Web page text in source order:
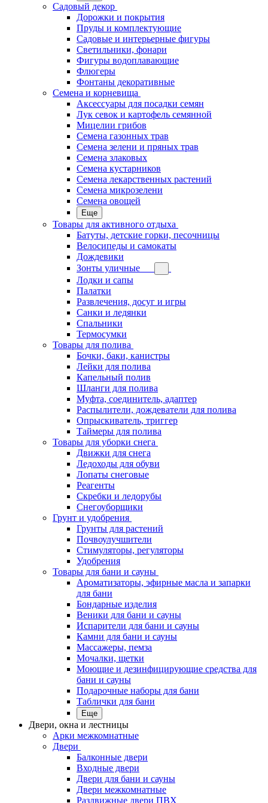
Садовый декор
Дорожки и покрытия
Пруды и комплектующие
Садовые и интерьерные фигуры
Светильники, фонари
Фигуры водоплавающие
Флюгеры
Фонтаны декоративные
Семена и корневища
Аксессуары для посадки семян
Лук севок и картофель семянной
Мицелии грибов
Семена газонных трав
Семена зелени и пряных трав
Семена злаковых
Семена кустарников
Семена лекарственных растений
Семена микрозелени
Семена овощей
Еще
Товары для активного отдыха
Батуты, детские горки, песочницы
Велосипеды и самокаты
Дождевики
Зонты уличные
Лодки и сапы
Палатки
Развлечения, досуг и игры
Санки и ледянки
Спальники
Термосумки
Товары для полива
Бочки, баки, канистры
Лейки для полива
Капельный полив
Шланги для полива
Муфта, соединитель, адаптер
Распылители, дождеватели для полива
Опрыскиватель, триггер
Таймеры для полива
Товары для уборки снега
Движки для снега
Ледоходы для обуви
Лопаты снеговые
Реагенты
Скребки и ледорубы
Снегоуборщики
Грунт и удобрения
Грунты для растений
Почвоулучшители
Стимуляторы, регуляторы
Удобрения
Товары для бани и сауны
Ароматизаторы, эфирные масла и запарки
для бани
Бондарные изделия
Веники для бани и сауны
Испарители для бани и сауны
Камни для бани и сауны
Массажеры, пемза
Мочалки, щетки
Моющие и дезинфицирующие средства для
бани и сауны
Подарочные наборы для бани
Таблички для бани
Еще
Двери, окна и лестницы
Арки межкомнатные
Двери
Балконные двери
Входные двери
Двери для бани и сауны
Двери межкомнатные
Раздвижные двери ПВХ